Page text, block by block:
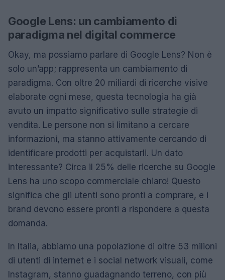
Google Lens: un cambiamento di
paradigma nel digital commerce
Okay, ma possiamo parlare di Google Lens? Non è
solo un’app; rappresenta un cambiamento di
paradigma. Con oltre 20 miliardi di ricerche visive
elaborate ogni mese, questa tecnologia ha già
avuto un impatto significativo sulle strategie di
vendita. Le persone non si limitano a cercare
informazioni, ma stanno attivamente cercando di
identificare prodotti per acquistarli. Un dato
interessante? Circa il 25% delle ricerche su Google
Lens ha uno scopo commerciale chiaro! Questo
significa che gli utenti sono pronti a comprare, e i
brand devono essere pronti a rispondere a questa
domanda.
In Italia, abbiamo una popolazione di oltre 53 milioni
di utenti di internet e i social network visuali, come
Instagram, stanno guadagnando terreno, con più